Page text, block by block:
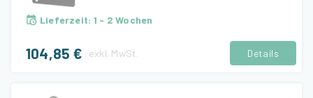
Lieferzeit: 1 - 2 Wochen
104,85 € exkl. MwSt. Details